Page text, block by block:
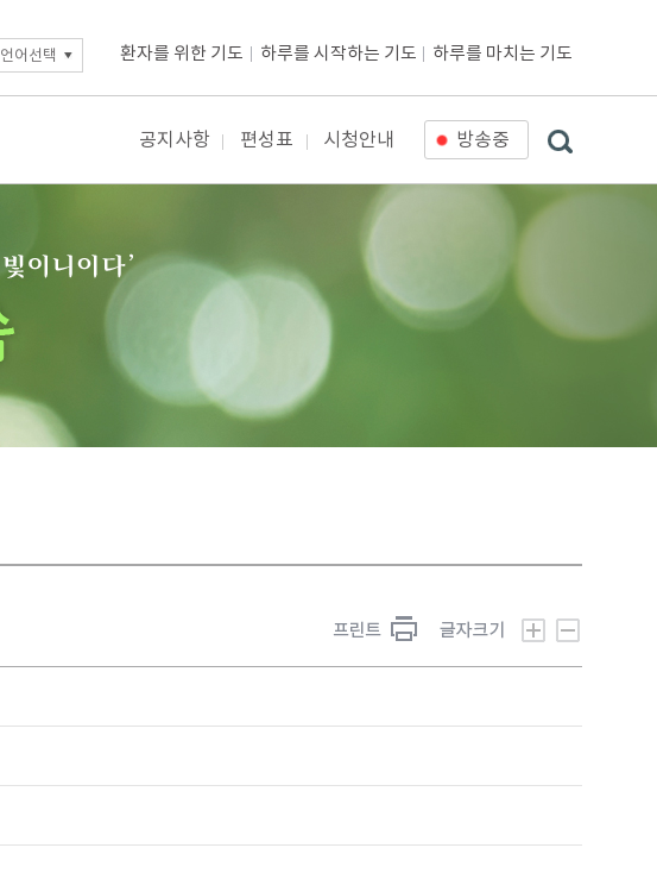
언어선택 환자를 위한 기도 하루를 시작하는 기도 하루를 마치는 기도
공지사항 편성표 시청안내 방송중